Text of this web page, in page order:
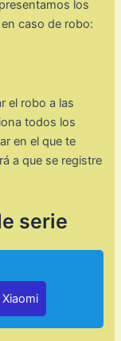
los
caso de robo:
el robo a las
todos los
en el que te
a que se registre
serie